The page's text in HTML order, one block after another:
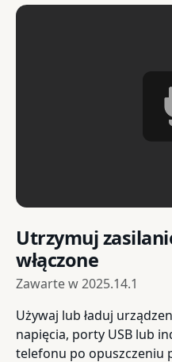
Utrzymuj
włączone
Zawarte w2025.14.1
Używaj lub ładuj
napięcia, porty USB lub
telefonu po opuszczeniu